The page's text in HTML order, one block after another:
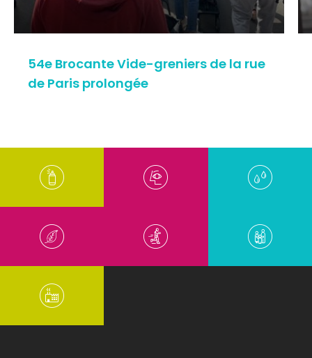
54e Brocante Vide-greniers de la rue
de Paris prolongée